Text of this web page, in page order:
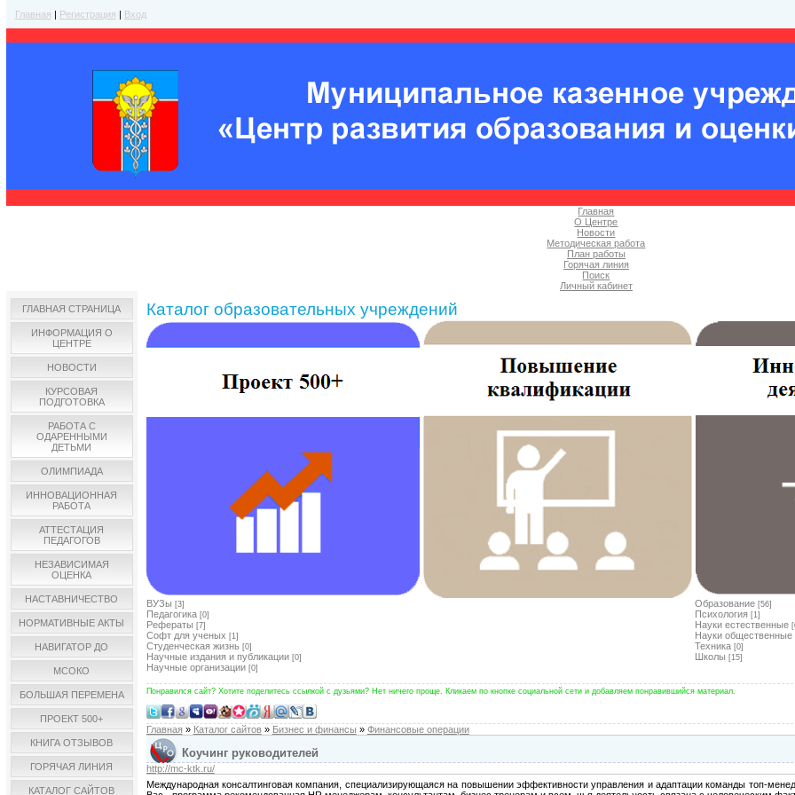
Главная | Регистрация | Вход
Главная
О Центре
Новости
Методическая работа
План работы
Горячая линия
Поиск
Личный кабинет
ГЛАВНАЯ СТРАНИЦА
ИНФОРМАЦИЯ О
ЦЕНТРЕ
НОВОСТИ
КУРСОВАЯ
ПОДГОТОВКА
РАБОТА С
ОДАРЕННЫМИ
ДЕТЬМИ
ОЛИМПИАДА
ИННОВАЦИОННАЯ
РАБОТА
АТТЕСТАЦИЯ
ПЕДАГОГОВ
НЕЗАВИСИМАЯ
ОЦЕНКА
НАСТАВНИЧЕСТВО
НОРМАТИВНЫЕ АКТЫ
НАВИГАТОР ДО
МСОКО
БОЛЬШАЯ ПЕРЕМЕНА
ПРОЕКТ 500+
КНИГА ОТЗЫВОВ
ГОРЯЧАЯ ЛИНИЯ
КАТАЛОГ САЙТОВ
Каталог образовательных учреждений
ВУЗы [3] Образование [56]
Педагогика [0] Психология [1]
Рефераты [7] Науки естественные
Софт для ученых [1] Науки общественные
Студенческая жизнь [0] Техника [0]
Научные издания и публикации [0] Школы [15]
Научные организации [0]
Понравился сайт? Хотите поделитесь ссылкой с дузьями? Нет ничего проще. Кликаем по кнопке социальной сети и добавляем понравившийся материал.
Главная » Каталог сайтов» Бизнес и финансы » Финансовые операции
Коучинг руководителей
http://mc-ktk.ru/
Международная консалтинговая компания, специализирующаяся на повышении эффективности управления и адаптации команды топ-